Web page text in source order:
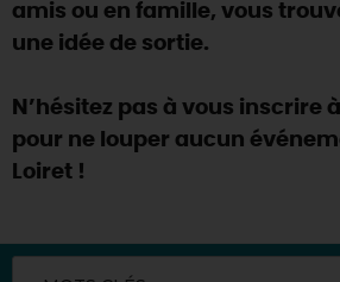
amis ou en famille, vous
une idée de sortie.
N’hésitez pas à vous inscrire
pour ne louper aucun
Loiret !